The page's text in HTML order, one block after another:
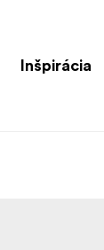
Inšpirácia